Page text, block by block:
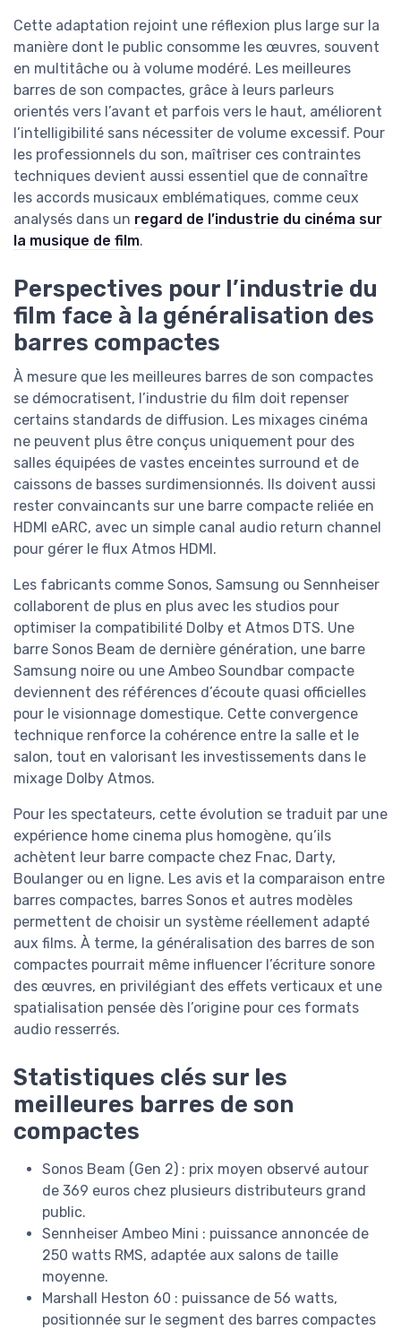
Cette adaptation rejoint une réflexion plus large sur la
manière dont le public consomme les œuvres, souvent
en multitâche ou à volume modéré. Les meilleures
barres de son compactes, grâce à leurs parleurs
orientés vers l’avant et parfois vers le haut, améliorent
l’intelligibilité sans nécessiter de volume excessif. Pour
les professionnels du son, maîtriser ces contraintes
techniques devient aussi essentiel que de connaître
les accords musicaux emblématiques, comme ceux
analysés dans un regard de l’industrie du cinéma sur
la musique de film.
Perspectives pour l’industrie du
film face à la généralisation des
barres compactes
À mesure que les meilleures barres de son compactes
se démocratisent, l’industrie du film doit repenser
certains standards de diffusion. Les mixages cinéma
ne peuvent plus être conçus uniquement pour des
salles équipées de vastes enceintes surround et de
caissons de basses surdimensionnés. Ils doivent aussi
rester convaincants sur une barre compacte reliée en
HDMI eARC, avec un simple canal audio return channel
pour gérer le flux Atmos HDMI.
Les fabricants comme Sonos, Samsung ou Sennheiser
collaborent de plus en plus avec les studios pour
optimiser la compatibilité Dolby et Atmos DTS. Une
barre Sonos Beam de dernière génération, une barre
Samsung noire ou une Ambeo Soundbar compacte
deviennent des références d’écoute quasi officielles
pour le visionnage domestique. Cette convergence
technique renforce la cohérence entre la salle et le
salon, tout en valorisant les investissements dans le
mixage Dolby Atmos.
Pour les spectateurs, cette évolution se traduit par une
expérience home cinema plus homogène, qu’ils
achètent leur barre compacte chez Fnac, Darty,
Boulanger ou en ligne. Les avis et la comparaison entre
barres compactes, barres Sonos et autres modèles
permettent de choisir un système réellement adapté
aux films. À terme, la généralisation des barres de son
compactes pourrait même influencer l’écriture sonore
des œuvres, en privilégiant des effets verticaux et une
spatialisation pensée dès l’origine pour ces formats
audio resserrés.
Statistiques clés sur les
meilleures barres de son
compactes
Sonos Beam (Gen 2) : prix moyen observé autour
de 369 euros chez plusieurs distributeurs grand
public.
Sennheiser Ambeo Mini : puissance annoncée de
250 watts RMS, adaptée aux salons de taille
moyenne.
Marshall Heston 60 : puissance de 56 watts,
positionnée sur le segment des barres compactes